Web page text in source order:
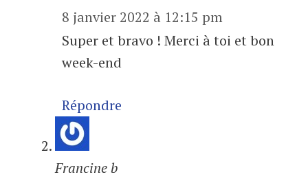
8 janvier 2022 à 12:15 pm
Super et bravo ! Merci à toi et bon
week-end
Répondre
Francine b